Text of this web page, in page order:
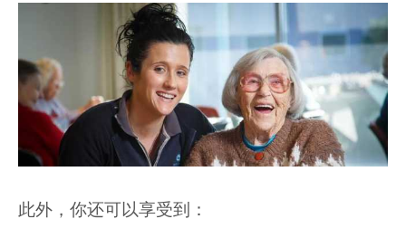
此外，你还可以享受到：